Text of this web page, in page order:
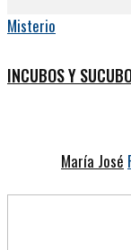
Misterio
INCUBOS Y
María José